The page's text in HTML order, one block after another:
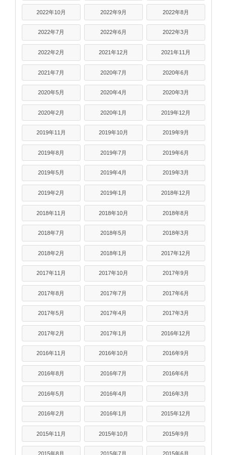
2022年10月 2022年9月 2022年8月
2022年7月 2022年6月 2022年3月
2022年2月 2021年12月 2021年11月
2021年7月 2020年7月 2020年6月
2020年5月 2020年4月 2020年3月
2020年2月 2020年1月 2019年12月
2019年11月 2019年10月 2019年9月
2019年8月 2019年7月 2019年6月
2019年5月 2019年4月 2019年3月
2019年2月 2019年1月 2018年12月
2018年11月 2018年10月 2018年8月
2018年7月 2018年5月 2018年3月
2018年2月 2018年1月 2017年12月
2017年11月 2017年10月 2017年9月
2017年8月 2017年7月 2017年6月
2017年5月 2017年4月 2017年3月
2017年2月 2017年1月 2016年12月
2016年11月 2016年10月 2016年9月
2016年8月 2016年7月 2016年6月
2016年5月 2016年4月 2016年3月
2016年2月 2016年1月 2015年12月
2015年11月 2015年10月 2015年9月
2015年8月 2015年7月 2015年6月